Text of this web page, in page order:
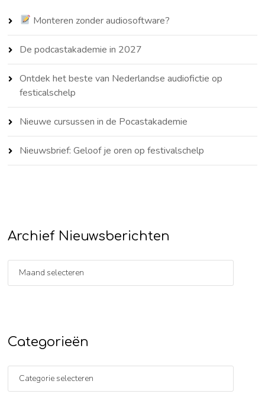
Monteren zonder audiosoftware?
De podcastakademie in 2027
Ontdek het beste van Nederlandse audiofictie op
festicalschelp
Nieuwe cursussen in de Pocastakademie
Nieuwsbrief: Geloof je oren op festivalschelp
Archief Nieuwsberichten
Categorieën